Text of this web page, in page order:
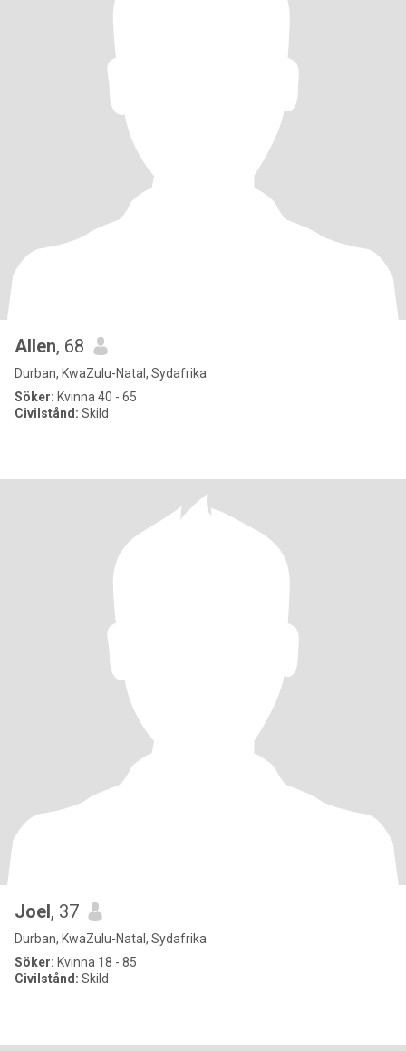
Allen, 68
Durban, KwaZulu-Natal, Sydafrika
Söker: Kvinna 40 - 65
Civilstånd: Skild
Joel, 37
Durban, KwaZulu-Natal, Sydafrika
Söker: Kvinna 18 - 85
Civilstånd: Skild